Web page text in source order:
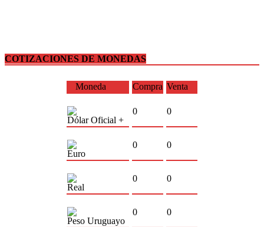
COTIZACIONES DE MONEDAS
Moneda Compra Venta
Dólar Oficial +
0 0
Euro
0 0
Real
0 0
Peso Uruguayo
0 0